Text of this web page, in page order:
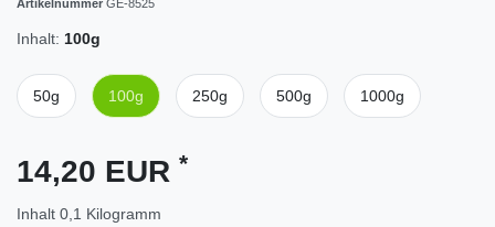
Artikelnummer GE-8525
Inhalt: 100g
50g 100g 250g 500g 1000g
14,20 EUR *
Inhalt 0,1 Kilogramm